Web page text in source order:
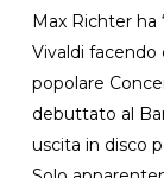
Max Richter ha
Vivaldi
popolare
debuttato al
uscita in disco